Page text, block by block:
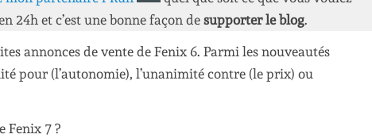
24h et c’est une bonne façon de supporter le blog.
annonces de vente de Fenix 6. Parmi les nouveautés
pour (l’autonomie), l’unanimité contre (le prix) ou
Fenix 7 ?